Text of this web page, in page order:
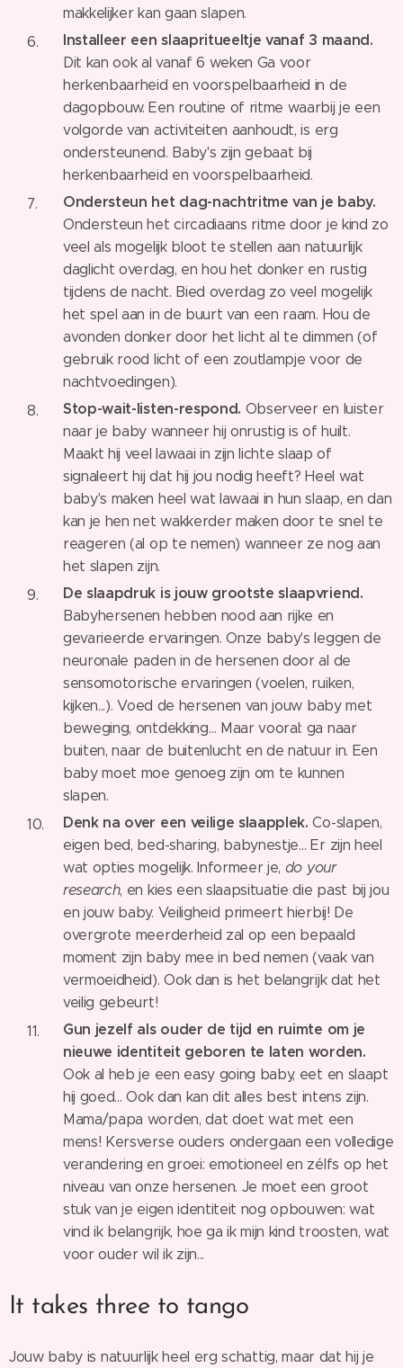
makkelijker kan gaan slapen.
Installeer een slaapritueeltje vanaf 3 maand.
Dit kan ook al vanaf 6 weken Ga voor
herkenbaarheid en voorspelbaarheid in de
dagopbouw. Een routine of ritme waarbij je een
volgorde van activiteiten aanhoudt, is erg
ondersteunend. Baby's zijn gebaat bij
herkenbaarheid en voorspelbaarheid.
Ondersteun het dag-nachtritme van je baby.
Ondersteun het circadiaans ritme door je kind zo
veel als mogelijk bloot te stellen aan natuurlijk
daglicht overdag, en hou het donker en rustig
tijdens de nacht. Bied overdag zo veel mogelijk
het spel aan in de buurt van een raam. Hou de
avonden donker door het licht al te dimmen (of
gebruik rood licht of een zoutlampje voor de
nachtvoedingen).
Stop-wait-listen-respond. Observeer en luister
naar je baby wanneer hij onrustig is of huilt.
Maakt hij veel lawaai in zijn lichte slaap of
signaleert hij dat hij jou nodig heeft? Heel wat
baby's maken heel wat lawaai in hun slaap, en dan
kan je hen net wakkerder maken door te snel te
reageren (al op te nemen) wanneer ze nog aan
het slapen zijn.
De slaapdruk is jouw grootste slaapvriend.
Babyhersenen hebben nood aan rijke en
gevarieerde ervaringen. Onze baby's leggen de
neuronale paden in de hersenen door al de
sensomotorische ervaringen (voelen, ruiken,
kijken...). Voed de hersenen van jouw baby met
beweging, ontdekking… Maar vooral: ga naar
buiten, naar de buitenlucht en de natuur in. Een
baby moet moe genoeg zijn om te kunnen
slapen.
Denk na over een veilige slaapplek. Co-slapen,
eigen bed, bed-sharing, babynestje… Er zijn heel
wat opties mogelijk. Informeer je, do your
research, en kies een slaapsituatie die past bij jou
en jouw baby. Veiligheid primeert hierbij! De
overgrote meerderheid zal op een bepaald
moment zijn baby mee in bed nemen (vaak van
vermoeidheid). Ook dan is het belangrijk dat het
veilig gebeurt!
Gun jezelf als ouder de tijd en ruimte om je
nieuwe identiteit geboren te laten worden.
Ook al heb je een easy going baby, eet en slaapt
hij goed... Ook dan kan dit alles best intens zijn.
Mama/papa worden, dat doet wat met een
mens! Kersverse ouders ondergaan een volledige
verandering en groei: emotioneel en zélfs op het
niveau van onze hersenen. Je moet een groot
stuk van je eigen identiteit nog opbouwen: wat
vind ik belangrijk, hoe ga ik mijn kind troosten, wat
voor ouder wil ik zijn...
It takes three to tango
Jouw baby is natuurlijk heel erg schattig, maar dat hij je